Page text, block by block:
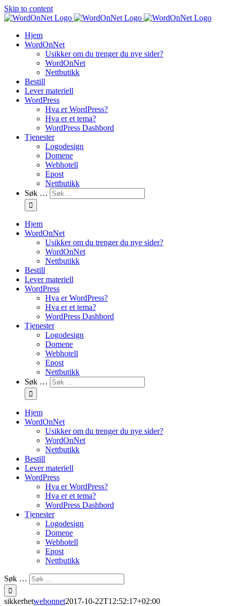
Skip to content
Hjem
WordOnNet
Usikker om du trenger du nye sider?
WordOnNet
Nettbutikk
Bestill
Lever materiell
WordPress
Hva er WordPress?
Hva er et tema?
WordPress Dashbord
Tjenester
Logodesign
Domene
Webhotell
Epost
Nettbutikk
Søk …
Hjem
WordOnNet
Usikker om du trenger du nye sider?
WordOnNet
Nettbutikk
Bestill
Lever materiell
WordPress
Hva er WordPress?
Hva er et tema?
WordPress Dashbord
Tjenester
Logodesign
Domene
Webhotell
Epost
Nettbutikk
Søk …
Hjem
WordOnNet
Usikker om du trenger du nye sider?
WordOnNet
Nettbutikk
Bestill
Lever materiell
WordPress
Hva er WordPress?
Hva er et tema?
WordPress Dashbord
Tjenester
Logodesign
Domene
Webhotell
Epost
Nettbutikk
Søk …
sikkerhetwebonnet2017-10-22T12:52:17+02:00